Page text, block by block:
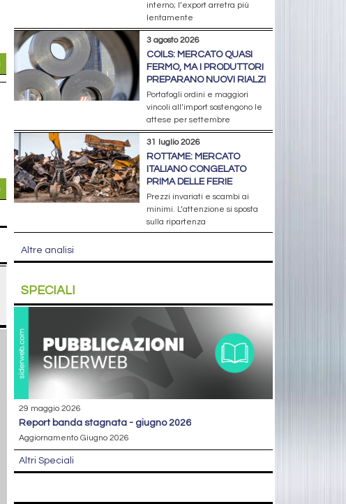
interno; l’export arretra più
lentamente
3 agosto 2026
COILS: MERCATO QUASI
FERMO, MA I PRODUTTORI
PREPARANO NUOVI RIALZI
Portafogli ordini e maggiori
vincoli all’import sostengono le
attese per settembre
31 luglio 2026
ROTTAME: MERCATO
ITALIANO CONGELATO
PRIMA DELLE FERIE
Prezzi invariati e scambi ai
minimi. L’attenzione si sposta
sulla ripartenza
Altre analisi
SPECIALI
29 maggio 2026
report banda stagnata - giugno 2026
Aggiornamento Giugno 2026
Altri Speciali